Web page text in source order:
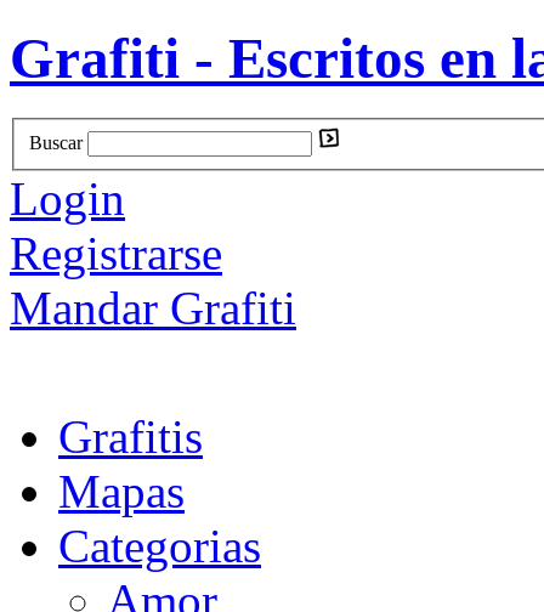
Grafiti - Escritos en
Buscar
Login
Registrarse
Mandar Grafiti
Grafitis
Mapas
Categorias
Amor